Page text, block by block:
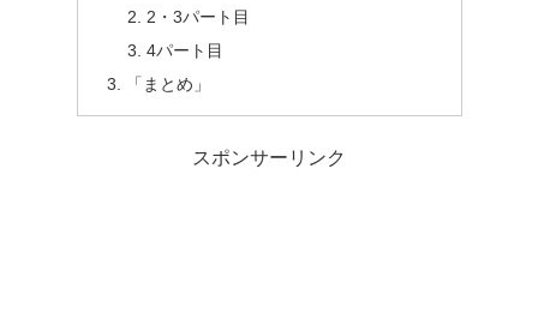
2・3パート目
4パート目
「まとめ」
スポンサーリンク